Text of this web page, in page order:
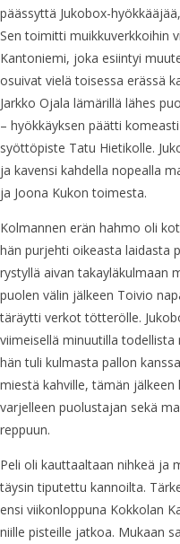
päässyttä Jukobox-
Sen toimitti muikkuverkkoihin
Kantoniemi, joka esiintyi
osuivat vielä toisessa erässä
Jarkko Ojala lämärillä lähes
– hyökkäyksen päätti
syöttöpiste Tatu Hietikolle.
ja kavensi kahdella nopealla
ja Joona Kukon toimesta.
Kolmannen erän hahmo oli
hän purjehti oikeasta laidasta
rystyllä aivan takayläkulmaan
puolen välin jälkeen Toivio
täräytti verkot tötterölle.
viimeisellä minuutilla
hän tuli kulmasta pallon
miestä kahville, tämän
varjelleen puolustajan sekä
reppuun.
Peli oli kauttaaltaan nihkeä ja
täysin tiputettu kannoilta.
ensi viikonloppuna Kokkolan
niille pisteille jatkoa. Mukaan